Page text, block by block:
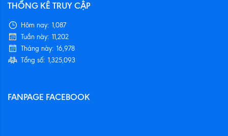
THỐNG KÊ TRUY CẬP
Hôm nay: 1,087
Tuần này: 11,202
Tháng này: 16,978
Tổng số: 1,325,093
FANPAGE FACEBOOK